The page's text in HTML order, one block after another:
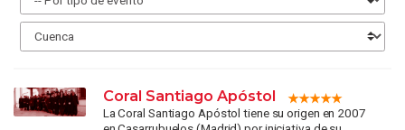
Coral Santiago Apóstol
La Coral Santiago Apóstol tiene su origen en 2007